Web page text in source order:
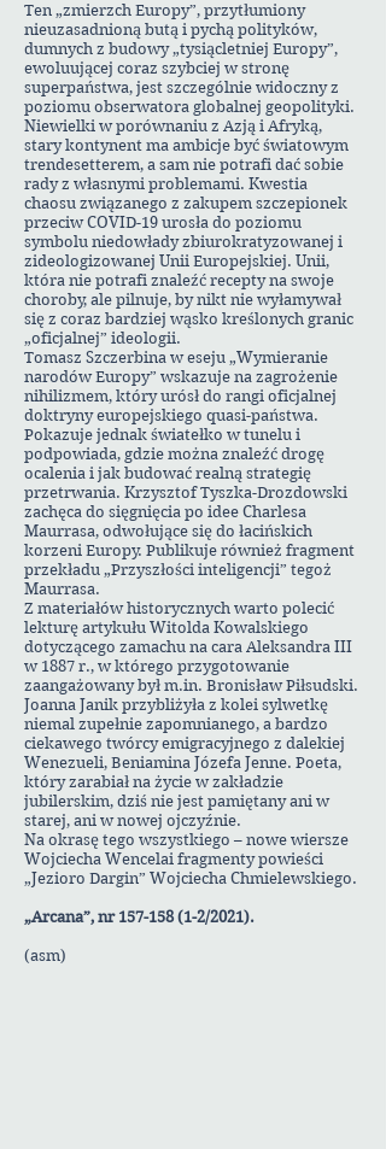
Ten „zmierzch Europy”, przytłumiony
nieuzasadnioną butą i pychą polityków,
dumnych z budowy „tysiącletniej Europy”,
ewoluującej coraz szybciej w stronę
superpaństwa, jest szczególnie widoczny z
poziomu obserwatora globalnej geopolityki.
Niewielki w porównaniu z Azją i Afryką,
stary kontynent ma ambicje być światowym
trendesetterem, a sam nie potrafi dać sobie
rady z własnymi problemami. Kwestia
chaosu związanego z zakupem szczepionek
przeciw COVID-19 urosła do poziomu
symbolu niedowłady zbiurokratyzowanej i
zideologizowanej Unii Europejskiej. Unii,
która nie potrafi znaleźć recepty na swoje
choroby, ale pilnuje, by nikt nie wyłamywał
się z coraz bardziej wąsko kreślonych granic
„oficjalnej” ideologii.
Tomasz Szczerbina w eseju „Wymieranie
narodów Europy” wskazuje na zagrożenie
nihilizmem, który urósł do rangi oficjalnej
doktryny europejskiego quasi-państwa.
Pokazuje jednak światełko w tunelu i
podpowiada, gdzie można znaleźć drogę
ocalenia i jak budować realną strategię
przetrwania. Krzysztof Tyszka-Drozdowski
zachęca do sięgnięcia po idee Charlesa
Maurrasa, odwołujące się do łacińskich
korzeni Europy. Publikuje również fragment
przekładu „Przyszłości inteligencji” tegoż
Maurrasa.
Z materiałów historycznych warto polecić
lekturę artykułu Witolda Kowalskiego
dotyczącego zamachu na cara Aleksandra III
w 1887 r., w którego przygotowanie
zaangażowany był m.in. Bronisław Piłsudski.
Joanna Janik przybliżyła z kolei sylwetkę
niemal zupełnie zapomnianego, a bardzo
ciekawego twórcy emigracyjnego z dalekiej
Wenezueli, Beniamina Józefa Jenne. Poeta,
który zarabiał na życie w zakładzie
jubilerskim, dziś nie jest pamiętany ani w
starej, ani w nowej ojczyźnie.
Na okrasę tego wszystkiego – nowe wiersze
Wojciecha Wencelai fragmenty powieści
„Jezioro Dargin” Wojciecha Chmielewskiego.
„Arcana”, nr 157-158 (1-2/2021).
(asm)